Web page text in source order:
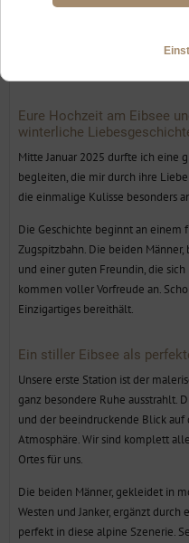
Eure Hochzeit am Eibsee
winterliche
Mitte Januar 2025 durfte ich eine
begleiten, die mir durch ihre
die einmalige Kulisse besonders
Die Geschichte beginnt an einem
Zugspitzbahn. Die beiden
und einer guten Freundin, die
kommen voller Vorfreude an.
Einzigartiges bereithält.
Ein stiller Eibsee als
Unsere erste Station ist der
ganz besondere Ruhe ausstrahlt.
und der beeindruckende Blick
Atmosphäre. Wir sind komplett
Ortes für uns.
Die beiden Männer, gekleidet in
Westen und Janker, ergänzt
perfekt in diese alpine Szenerie.